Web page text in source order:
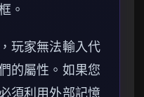
。
玩家無法輸入代
的屬性。如果您
須利用外部記憶